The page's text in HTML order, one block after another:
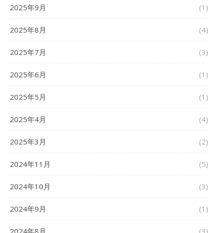
2025年9月 (1)
2025年8月 (4)
2025年7月 (3)
2025年6月 (1)
2025年5月 (1)
2025年4月 (4)
2025年3月 (2)
2024年11月 (5)
2024年10月 (3)
2024年9月 (1)
2024年8月 (3)